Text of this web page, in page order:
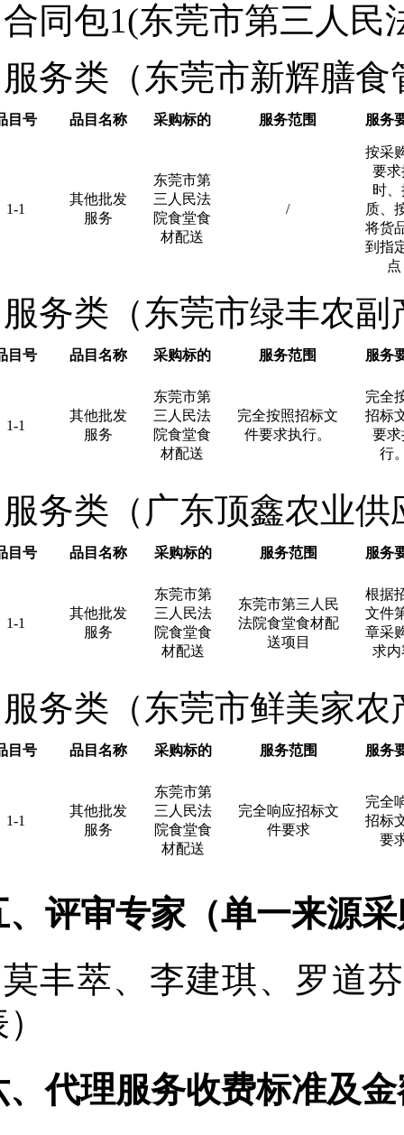
合同包1(东莞市第三人民
服务类（东莞市新辉膳
目号 品目名称 采购标的 服务范围 服务
1-1
其他批发
服务
东莞市第
三人民法
院食堂食
材配送
/
按采
要求
时、
质、
将货
到指
点
服务类（东莞市绿丰农
目号 品目名称 采购标的 服务范围 服务
1-1
其他批发
服务
东莞市第
三人民法
院食堂食
材配送
完全按照招标文
件要求执行。
完全
招标
要求
行
服务类（广东顶鑫农业
目号 品目名称 采购标的 服务范围 服务
1-1
其他批发
服务
东莞市第
三人民法
院食堂食
材配送
东莞市第三人民
法院食堂食材配
送项目
根据
文件
章采
求内
服务类（东莞市鲜美家
目号 品目名称 采购标的 服务范围 服务
1-1
其他批发
服务
东莞市第
三人民法
院食堂食
材配送
完全响应招标文
件要求
完全
招标
要
、评审专家（单一来源
莫丰萃、 李建琪、 罗道芬
、代理服务收费标准及